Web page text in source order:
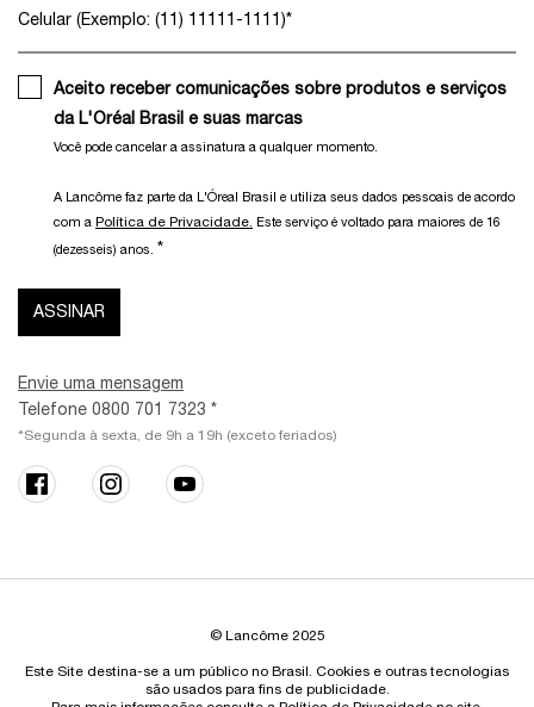
Celular (Exemplo: (11) 11111-1111)*
Aceito receber comunicações sobre produtos e serviços
da L'Oréal Brasil e suas marcas
Você pode cancelar a assinatura a qualquer momento.​
A Lancôme faz parte da L'Óreal Brasil e utiliza seus dados pessoais de acordo
com a Política de Privacidade. Este serviço é voltado para maiores de 16
(dezesseis) anos. *
ASSINAR
Envie uma mensagem
Telefone 0800 701 7323 *
*Segunda à sexta, de 9h a 19h (exceto feriados)
© Lancôme 2025
Este Site destina-se a um público no Brasil. Cookies e outras tecnologias
são usados para fins de publicidade.